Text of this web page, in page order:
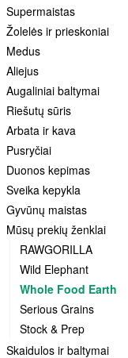
Supermaistas
Žolelės ir prieskoniai
Medus
Aliejus
Augaliniai baltymai
Riešutų sūris
Arbata ir kava
Pusryčiai
Duonos kepimas
Sveika kepykla
Gyvūnų maistas
Mūsų prekių ženklai
RAWGORILLA
Wild Elephant
Whole Food Earth
Serious Grains
Stock & Prep
Skaidulos ir baltymai